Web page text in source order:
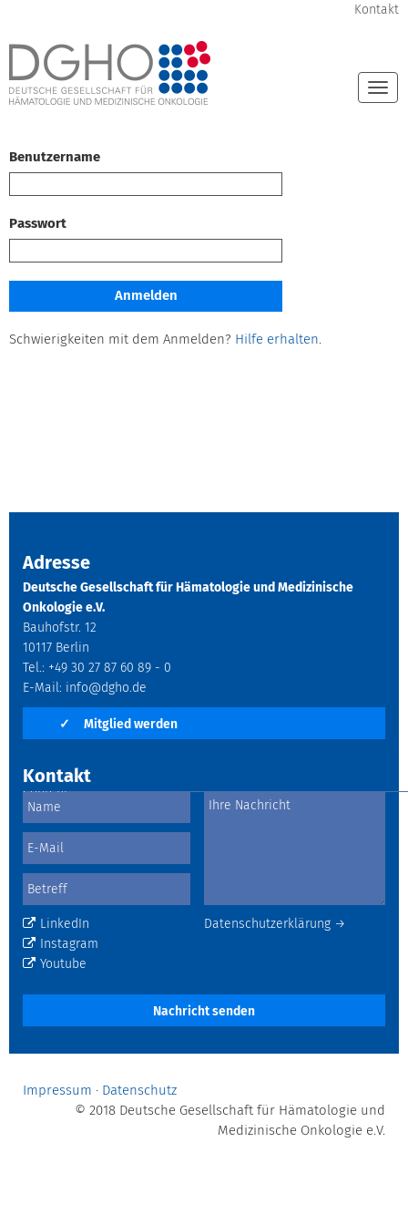
Kontakt
Benutzername
Passwort
Schwierigkeiten mit dem Anmelden? Hilfe erhalten.
Adresse
Deutsche Gesellschaft für Hämatologie und Medizinische
Onkologie e.V.
Bauhofstr. 12
10117 Berlin
Tel.: +49 30 27 87 60 89 - 0
E-Mail: info@dgho.de
✓ Mitglied werden
Kontakt
Datenschutzerklärung →
LinkedIn
Instagram
Youtube
Nachricht senden
Impressum · Datenschutz
© 2018 Deutsche Gesellschaft für Hämatologie und
Medizinische Onkologie e.V.